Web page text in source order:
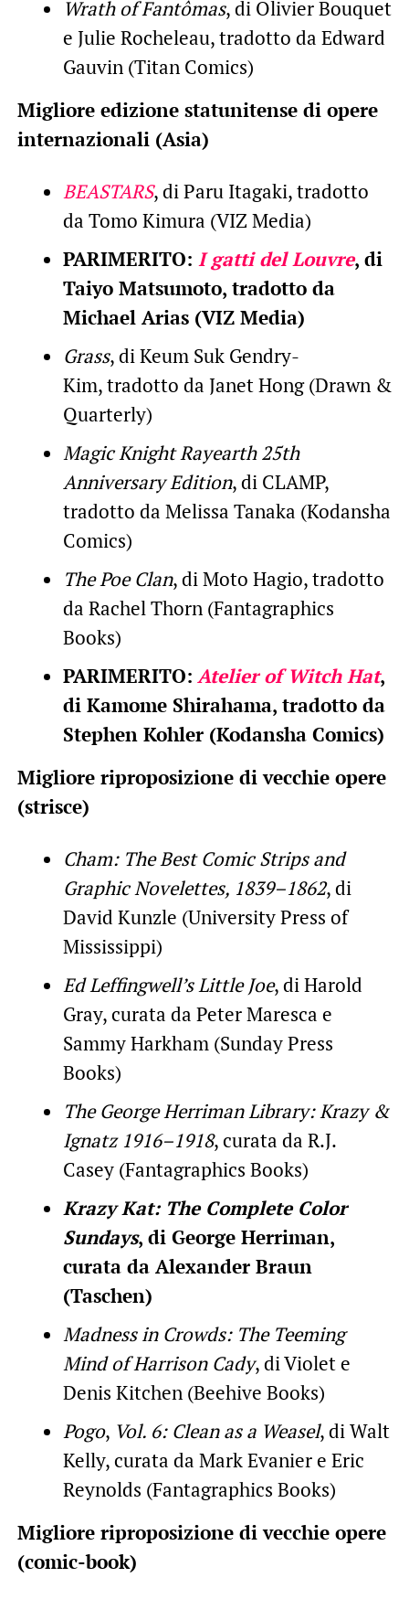
Wrath of Fantômas, di Olivier Bouquet
e Julie Rocheleau, tradotto da Edward
Gauvin (Titan Comics)
Migliore edizione statunitense di opere
internazionali (Asia)
BEASTARS, di Paru Itagaki, tradotto
da Tomo Kimura (VIZ Media)
PARIMERITO: I gatti del Louvre, di
Taiyo Matsumoto, tradotto da
Michael Arias (VIZ Media)
Grass, di Keum Suk Gendry-
Kim, tradotto da Janet Hong (Drawn &
Quarterly)
Magic Knight Rayearth 25th
Anniversary Edition, di CLAMP,
tradotto da Melissa Tanaka (Kodansha
Comics)
The Poe Clan, di Moto Hagio, tradotto
da Rachel Thorn (Fantagraphics
Books)
PARIMERITO: Atelier of Witch Hat,
di Kamome Shirahama, tradotto da
Stephen Kohler (Kodansha Comics)
Migliore riproposizione di vecchie opere
(strisce)
Cham: The Best Comic Strips and
Graphic Novelettes, 1839–1862, di
David Kunzle (University Press of
Mississippi)
Ed Leffingwell’s Little Joe, di Harold
Gray, curata da Peter Maresca e
Sammy Harkham (Sunday Press
Books)
The George Herriman Library: Krazy &
Ignatz 1916–1918, curata da R.J.
Casey (Fantagraphics Books)
Krazy Kat: The Complete Color
Sundays, di George Herriman,
curata da Alexander Braun
(Taschen)
Madness in Crowds: The Teeming
Mind of Harrison Cady, di Violet e
Denis Kitchen (Beehive Books)
Pogo, Vol. 6: Clean as a Weasel, di Walt
Kelly, curata da Mark Evanier e Eric
Reynolds (Fantagraphics Books)
Migliore riproposizione di vecchie opere
(comic-book)